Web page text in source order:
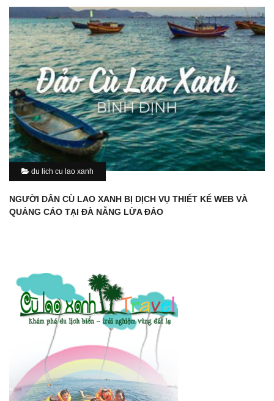
du lich cu lao xanh
NGƯỜI DÂN CÙ LAO XANH BỊ DỊCH VỤ THIẾT KẾ WEB VÀ
QUẢNG CÁO TẠI ĐÀ NẴNG LỪA ĐẢO